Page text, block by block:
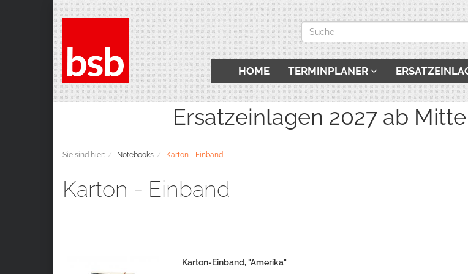
HOME TERMINPLANER
Ersatzeinlagen 2027 ab Mitte
Sie sind hier: Notebooks Karton - Einband
Karton - Einband
Karton-Einband, "Amerika"